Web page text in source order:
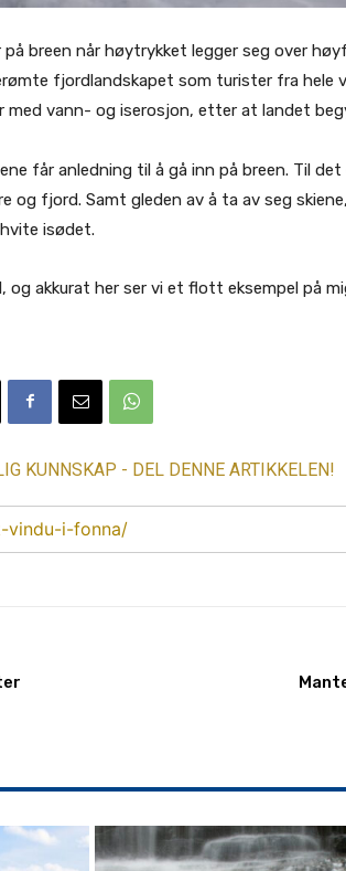
breen når høytrykket legger seg over
fjordlandskapet som turister fra hele
med vann- og iserosjon, etter at landet
får anledning til å gå inn på breen. Til
og fjord. Samt gleden av å ta av seg
isødet.
og akkurat her ser vi et flott eksempel på
KUNNSKAP - DEL DENNE ARTIKKELEN!
vindu-i-fonna/